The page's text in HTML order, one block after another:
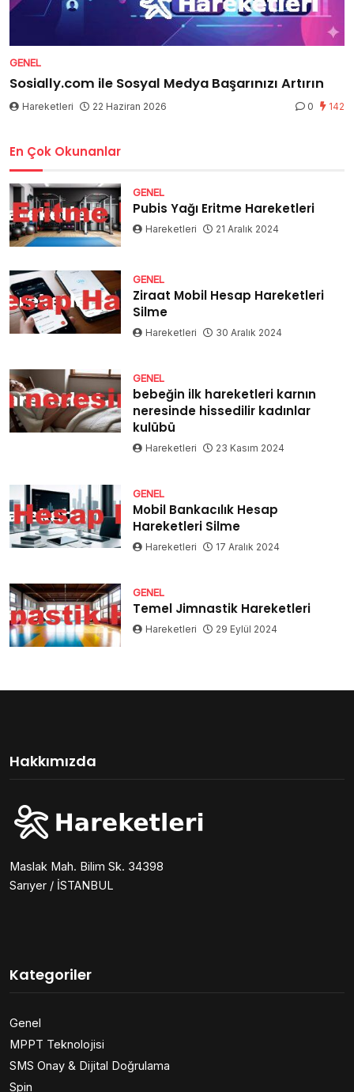
GENEL
Sosially.com ile Sosyal Medya Başarınızı Artırın
Hareketleri 22 Haziran 2026 0 142
En Çok Okunanlar
GENEL
Pubis Yağı Eritme Hareketleri
Hareketleri 21 Aralık 2024
GENEL
Ziraat Mobil Hesap Hareketleri
Silme
Hareketleri 30 Aralık 2024
GENEL
bebeğin ilk hareketleri karnın
neresinde hissedilir kadınlar
kulübü
Hareketleri 23 Kasım 2024
GENEL
Mobil Bankacılık Hesap
Hareketleri Silme
Hareketleri 17 Aralık 2024
GENEL
Temel Jimnastik Hareketleri
Hareketleri 29 Eylül 2024
Hakkımızda
Maslak Mah. Bilim Sk. 34398
Sarıyer / İSTANBUL
Kategoriler
Genel
MPPT Teknolojisi
SMS Onay & Dijital Doğrulama
Spin